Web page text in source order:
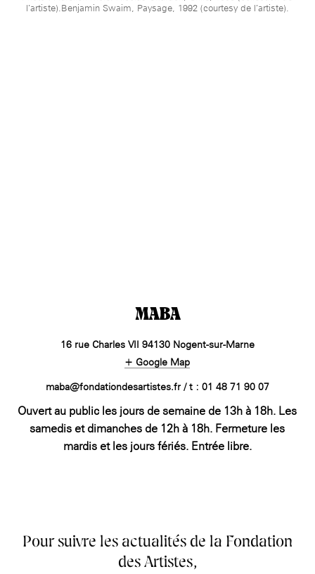
l’artiste).Benjamin Swaim, Paysage, 1992 (courtesy de l’artiste).
MABA
16 rue Charles VII 94130 Nogent-sur-Marne
+ Google Map
maba@fondationdesartistes.fr / t : 01 48 71 90 07
Ouvert au public les jours de semaine de 13h à 18h. Les
samedis et dimanches de 12h à 18h. Fermeture les
mardis et les jours fériés. Entrée libre.
Pour suivre les actualités de la Fondation
des Artistes,